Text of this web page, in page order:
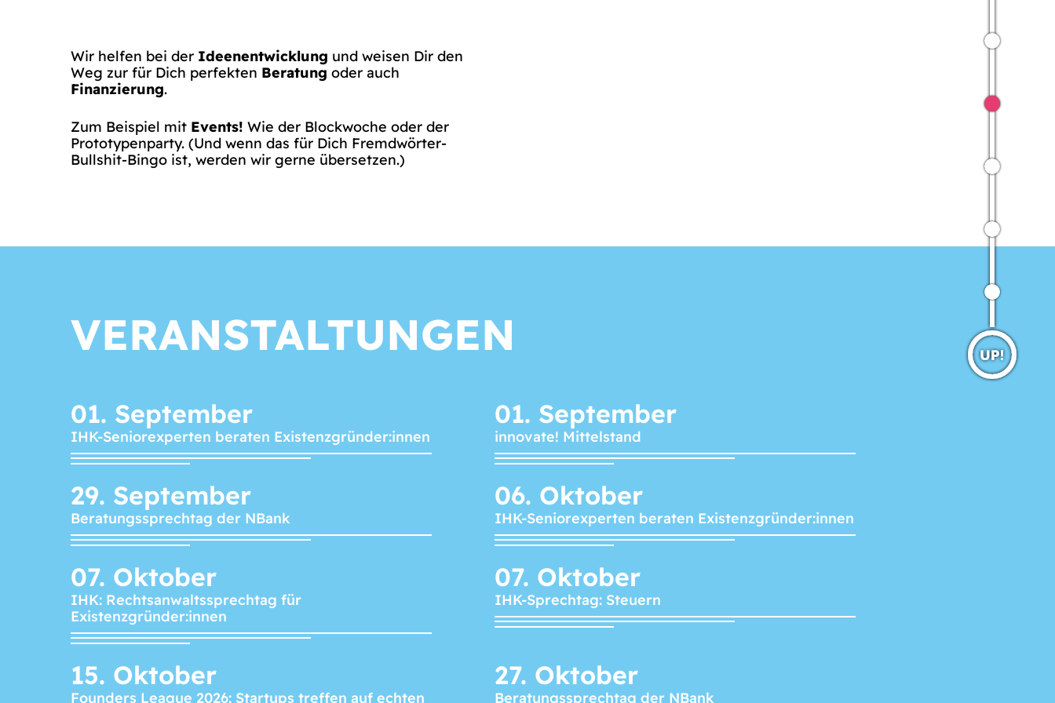
Wir helfen bei der Ideenentwicklung und weisen Dir den
Weg zur für Dich perfekten Beratung oder auch
Finanzierung.
Zum Beispiel mit Events! Wie der Blockwoche oder der
Prototypenparty. (Und wenn das für Dich Fremdwörter-
Bullshit-Bingo ist, werden wir gerne übersetzen.)
VERANSTALTUNGEN
01. September
IHK-Seniorexperten beraten Existenzgründer:innen
01. September
innovate! Mittelstand
29. September
Beratungssprechtag der NBank
06. Oktober
IHK-Seniorexperten beraten Existenzgründer:innen
07. Oktober
IHK: Rechtsanwaltssprechtag für
Existenzgründer:innen
07. Oktober
IHK-Sprechtag: Steuern
15. Oktober
Founders League 2026: Startups treffen auf echten
27. Oktober
Beratungssprechtag der NBank